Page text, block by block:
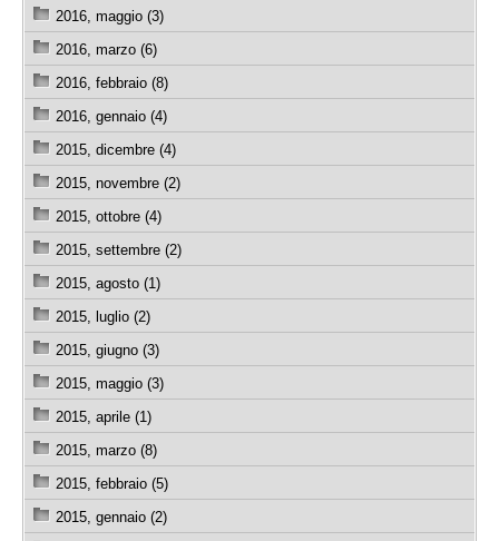
2016, maggio (3)
2016, marzo (6)
2016, febbraio (8)
2016, gennaio (4)
2015, dicembre (4)
2015, novembre (2)
2015, ottobre (4)
2015, settembre (2)
2015, agosto (1)
2015, luglio (2)
2015, giugno (3)
2015, maggio (3)
2015, aprile (1)
2015, marzo (8)
2015, febbraio (5)
2015, gennaio (2)